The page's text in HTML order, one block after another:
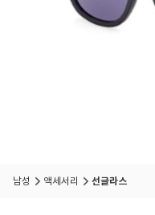
남성 액세서리 선글라스